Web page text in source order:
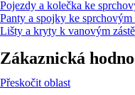
Pojezdy a kolečka ke
Panty a spojky ke
Lišty a kryty k vanovým
Zákaznická
Přeskočit oblast